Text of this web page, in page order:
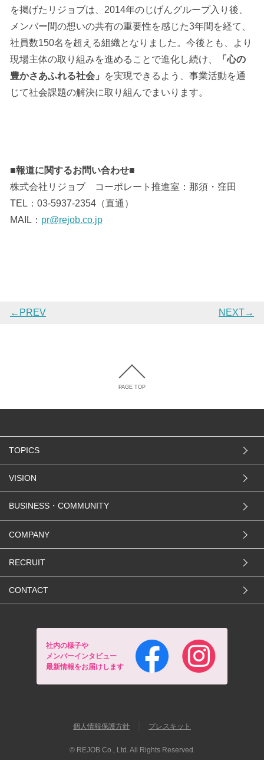
を掲げたリジョブは、2014年のじげんグループ入り後、
メンバー間の想いの共有の重要性を感じた3年間を経て、
社員数150名を超える組織となりました。今後とも、より
現場主体の取り組みを進めることで進化し続け、
「心の
豊かさあふれる社会」
を実現できるよう、事業活動を通
じて社会課題の解決に取り組んでまいります。
■報道に関するお問い合わせ■
株式会社リジョブ コーポレート推進室：那須・窪田
TEL：03-5937-2354（直通）
MAIL： pr@rejob.co.jp
←PREV NEXT→
PAGE TOP
TOPICS
VISION
BUSINESS・COMMUNITY
COMPANY
RECRUIT
CONTACT
社内の様子や
メンバーインタビュー
最新情報をお届けします
個人情報保護方針 プレスキット
© REJOB Co., Ltd. All Rights Reserved.